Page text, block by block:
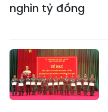
nghìn tỷ đồng